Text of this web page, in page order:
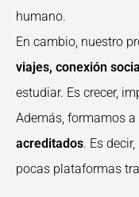
humano.
En cambio, nuestro
viajes, conexión
estudiar. Es crecer,
Además, formamos
acreditados. Es
pocas plataformas